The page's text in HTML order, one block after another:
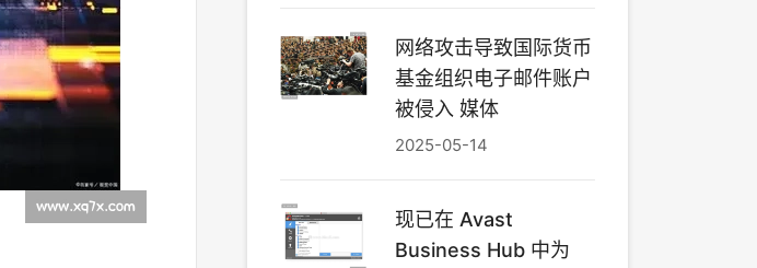
网络攻击导致国际货币
基金组织电子邮件账户
被侵入 媒体
2025-05-14
现已在 Avast
Business Hub 中为